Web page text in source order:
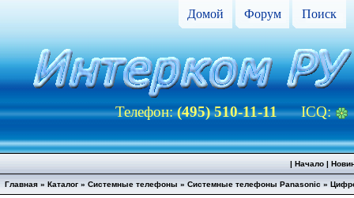
Домой Форум Поиск
Телефон:(495) 510-11-11ICQ:
| Начало|
Главная » Каталог » Системные телефоны » Системные телефоны Panasonic »